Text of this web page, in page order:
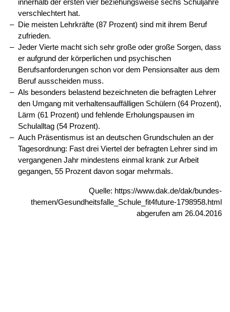
innerhalb der ersten vier beziehungsweise sechs Schuljahre
verschlechtert hat.
Die meisten Lehrkräfte (87 Prozent) sind mit ihrem Beruf
zufrieden.
Jeder Vierte macht sich sehr große oder große Sorgen, dass
er aufgrund der körperlichen und psychischen
Berufsanforderungen schon vor dem Pensionsalter aus dem
Beruf ausscheiden muss.
Als besonders belastend bezeichneten die befragten Lehrer
den Umgang mit verhaltensauffälligen Schülern (64 Prozent),
Lärm (61 Prozent) und fehlende Erholungspausen im
Schulalltag (54 Prozent).
Auch Präsentismus ist an deutschen Grundschulen an der
Tagesordnung: Fast drei Viertel der befragten Lehrer sind im
vergangenen Jahr mindestens einmal krank zur Arbeit
gegangen, 55 Prozent davon sogar mehrmals.
Quelle: https://www.dak.de/dak/bundes-
themen/Gesundheitsfalle_Schule_fit4future-1798958.html
abgerufen am 26.04.2016